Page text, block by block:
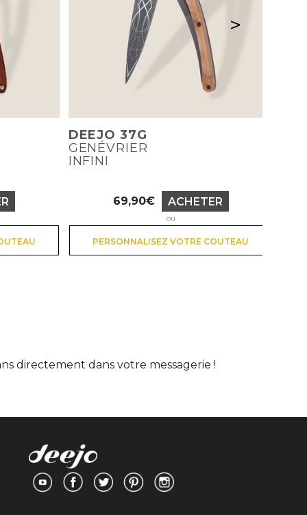
DEEJO 37G
GENÉVRIER
INFINI
Prix
69,90€ ACHETER
ou
PERSONNALISEZ VOTRE COUTEAU
>
directement dans votre messagerie !